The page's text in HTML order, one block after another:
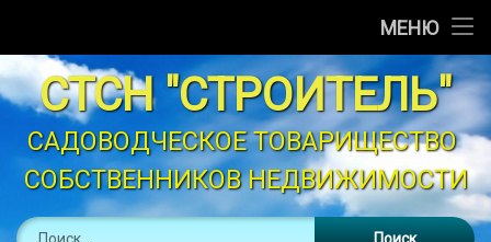
МЕНЮ
Новости
Объявления
График Полива
Устав
Перейти
к
содержимому
СТСН "СТРОИТЕЛЬ"
САДОВОДЧЕСКОЕ ТОВАРИЩЕСТВО
СОБСТВЕННИКОВ НЕДВИЖИМОСТИ